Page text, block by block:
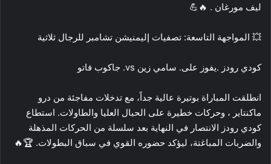
ليف مورغان . 🔥💪
💥 المواجهة التاسعة: تصفيات إليمنيشن تشامبر للرجال ثلاثية
كودي رودز .يفوز على. سامي زين vs. جاكوب فاتو
انطلقت المباراة بوتيرة عالية جداً، مع تدخلات مفاجئة من درو
ماكنتاير ، وحركات خطيرة على الحبال العليا والطاولات. استطاع
كودي رودز الانتصار في النهاية بعد سلسلة من الحركات المذهلة
والضربات المباغتة، ليؤكد حضوره القوي في سباق البطولات. 🏆🔥